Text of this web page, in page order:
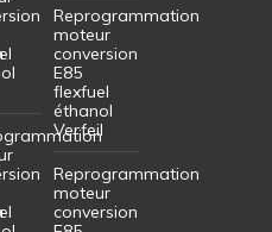
Reprogrammation
moteur
conversion
E85
flexfuel
éthanol
Verfeil
Reprogrammation
moteur
conversion